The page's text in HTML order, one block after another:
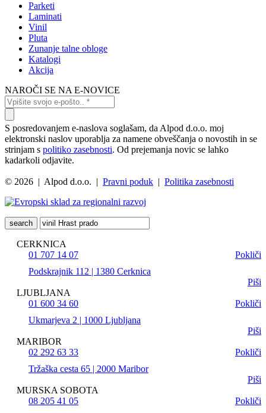
Parketi
Laminati
Vinil
Pluta
Zunanje talne obloge
Katalogi
Akcija
NAROČI SE NA E-NOVICE
S posredovanjem e-naslova soglašam, da Alpod d.o.o. moj
elektronski naslov uporablja za namene obveščanja o novostih in se
strinjam s politiko zasebnosti. Od prejemanja novic se lahko
kadarkoli odjavite.
© 2026 | Alpod d.o.o. | Pravni poduk | Politika zasebnosti
search
CERKNICA
01 707 14 07
Pokliči
Podskrajnik 112 | 1380 Cerknica
Piši
LJUBLJANA
01 600 34 60
Pokliči
Ukmarjeva 2 | 1000 Ljubljana
Piši
MARIBOR
02 292 63 33
Pokliči
Tržaška cesta 65 | 2000 Maribor
Piši
MURSKA SOBOTA
08 205 41 05
Pokliči